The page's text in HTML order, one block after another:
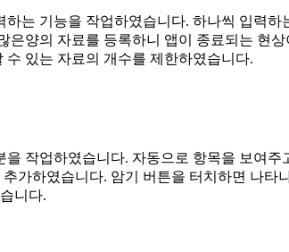
는 기능을 작업하였습니다. 하나씩 입력
양의 자료를 등록하니 앱이 종료되는 현
있는 자료의 개수를 제한하였습니다.
작업하였습니다. 자동으로 항목을 보여
가하였습니다. 암기 버튼을 터치하면 나
니다.